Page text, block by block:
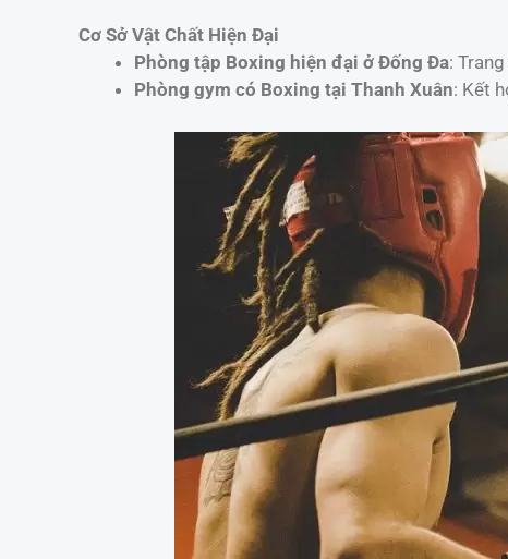
Cơ Sở Vật Chất Hiện Đại
Phòng tập Boxing hiện đại ở Đống Đa:
Phòng gym có Boxing tại Thanh Xuân: Kết